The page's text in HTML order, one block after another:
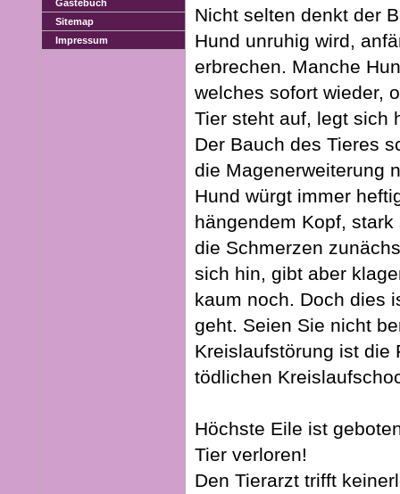
Gästebuch
Sitemap
Impressum
Nicht selten denkt der
Hund unruhig wird,
erbrechen. Manche
welches sofort wieder,
Tier steht auf, legt sich
Der Bauch des Tieres
die Magenerweiterung
Hund würgt immer
hängendem Kopf,
die Schmerzen
sich hin, gibt aber
kaum noch. Doch dies
geht. Seien Sie nicht
Kreislaufstörung ist die
tödlichen
Höchste Eile ist
Tier verloren!
Den Tierarzt trifft